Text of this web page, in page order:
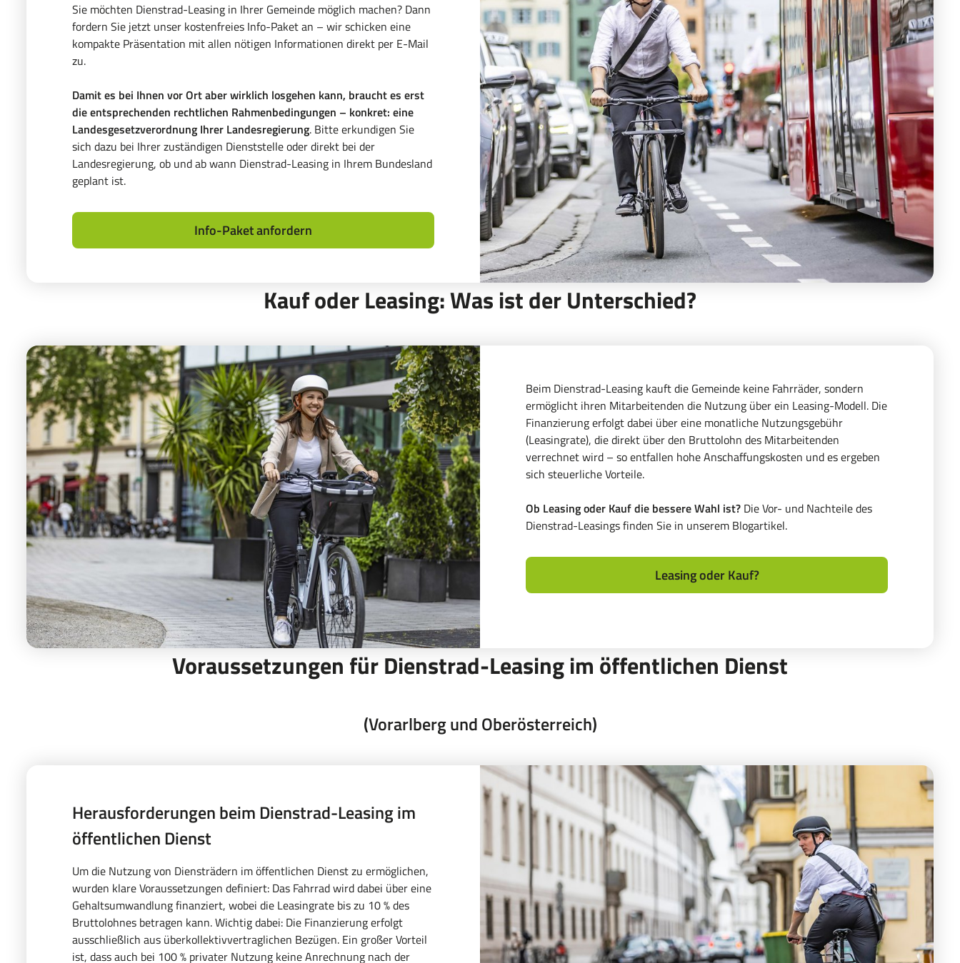
Sie möchten Dienstrad-Leasing in Ihrer Gemeinde möglich machen? Dann
fordern Sie jetzt unser kostenfreies Info-Paket an – wir schicken eine
kompakte Präsentation mit allen nötigen Informationen direkt per E-Mail
zu.
Damit es bei Ihnen vor Ort aber wirklich losgehen kann, braucht es erst
die entsprechenden rechtlichen Rahmenbedingungen – konkret: eine
Landesgesetzverordnung Ihrer Landesregierung. Bitte erkundigen Sie
sich dazu bei Ihrer zuständigen Dienststelle oder direkt bei der
Landesregierung, ob und ab wann Dienstrad-Leasing in Ihrem Bundesland
geplant ist.
Info-Paket anfordern
Kauf oder Leasing: Was ist der Unterschied?
Beim Dienstrad-Leasing kauft die Gemeinde keine Fahrräder, sondern
ermöglicht ihren Mitarbeitenden die Nutzung über ein Leasing-Modell. Die
Finanzierung erfolgt dabei über eine monatliche Nutzungsgebühr
(Leasingrate), die direkt über den Bruttolohn des Mitarbeitenden
verrechnet wird – so entfallen hohe Anschaffungskosten und es ergeben
sich steuerliche Vorteile.
Ob Leasing oder Kauf die bessere Wahl ist? Die Vor- und Nachteile des
Dienstrad-Leasings finden Sie in unserem Blogartikel.
Leasing oder Kauf?
Voraussetzungen für Dienstrad-Leasing im öffentlichen Dienst
(Vorarlberg und Oberösterreich)
Herausforderungen beim Dienstrad-Leasing im
öffentlichen Dienst
Um die Nutzung von Diensträdern im öffentlichen Dienst zu ermöglichen,
wurden klare Voraussetzungen definiert: Das Fahrrad wird dabei über eine
Gehaltsumwandlung finanziert, wobei die Leasingrate bis zu 10 % des
Bruttolohnes betragen kann. Wichtig dabei: Die Finanzierung erfolgt
ausschließlich aus überkollektivvertraglichen Bezügen. Ein großer Vorteil
ist, dass auch bei 100 % privater Nutzung keine Anrechnung nach der